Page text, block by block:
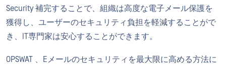
Security 補完することで、組織は高度な電子メール保護を
獲得し、ユーザーのセキュリティ負担を軽減することがで
き、IT専門家は安心することができます。
OPSWAT 、Eメールのセキュリティを最大限に高める方法に